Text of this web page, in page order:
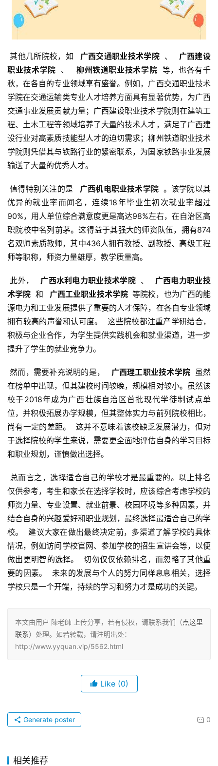
其他几所院校，如
  广西交通职业技术学院
、
  广西建设
职业技术学院 、
  柳州铁道职业技术学院
等，也各有千
秋，在各自的专业领域享有盛誉。例如，广西交通职业技术
学院在交通运输类专业人才培养方面具有显著优势，为广西
交通事业发展贡献力量；广西建设职业技术学院则在建筑工
程、土木工程等领域培养了大量的技术人才，满足了广西建
设行业对高素质技能型人才的迫切需求；柳州铁道职业技术
学院则凭借其与铁路行业的紧密联系，为国家铁路事业发展
输送了大量的优秀人才。
值得特别关注的是
  广西机电职业技术学院
。该学院以其
优异的就业率而闻名，连续18年毕业生初次就业率超过
90%，用人单位综合满意度更是高达98%左右，在自治区高
职院校中名列前茅。这得益于其强大的师资队伍，拥有874
名双师素质教师，其中436人拥有教授、副教授、高级工程
师等职称，师资力量雄厚，教学质量高。
此外，
  广西水利电力职业技术学院
、
  广西电力职业技
术学院 和
  广西工业职业技术学院
等院校，也为广西的能
源电力和工业发展提供了重要的人才保障，在各自专业领域
拥有较高的声誉和认可度。  这些院校都注重产学研结合，
积极与企业合作，为学生提供实践机会和就业渠道，进一步
提升了学生的就业竞争力。
然而，需要补充说明的是，
  广西理工职业技术学院
虽然
在榜单中出现，但其建校时间较晚，规模相对较小。虽然该
校于2018年成为广西壮族自治区首批现代学徒制试点单
位，并积极拓展办学规模，但其整体实力与前列院校相比，
尚有一定的差距。  这并不意味着该校缺乏发展潜力，但对
于选择院校的学生来说，需要更全面地评估自身的学习目标
和职业规划，谨慎做出选择。
仅供参考，考生和家长在选择学校时，应该综合考虑学校的
师资力量、专业设置、就业前景、校园环境等多种因素，并
结合自身的兴趣爱好和职业规划，最终选择最适合自己的学
校。  建议大家在做出最终决定前，多渠道了解学校的具体
情况，例如访问学校官网、参加学校的招生宣讲会等，以便
做出更明智的选择。  切勿仅仅依赖排名，而忽略了其他重
要的因素。  未来的发展与个人的努力同样息息相关，选择
学校只是一个开端，持续的学习和努力才是成功的关键。
本文由用户 陳老師 上传分享，若有侵权，请联系我们（点这里
联系）处理。如若转载，请注明出处：
http://www.yyquan.vip/5562.html
Like (0)
0
Generate poster
相关推荐